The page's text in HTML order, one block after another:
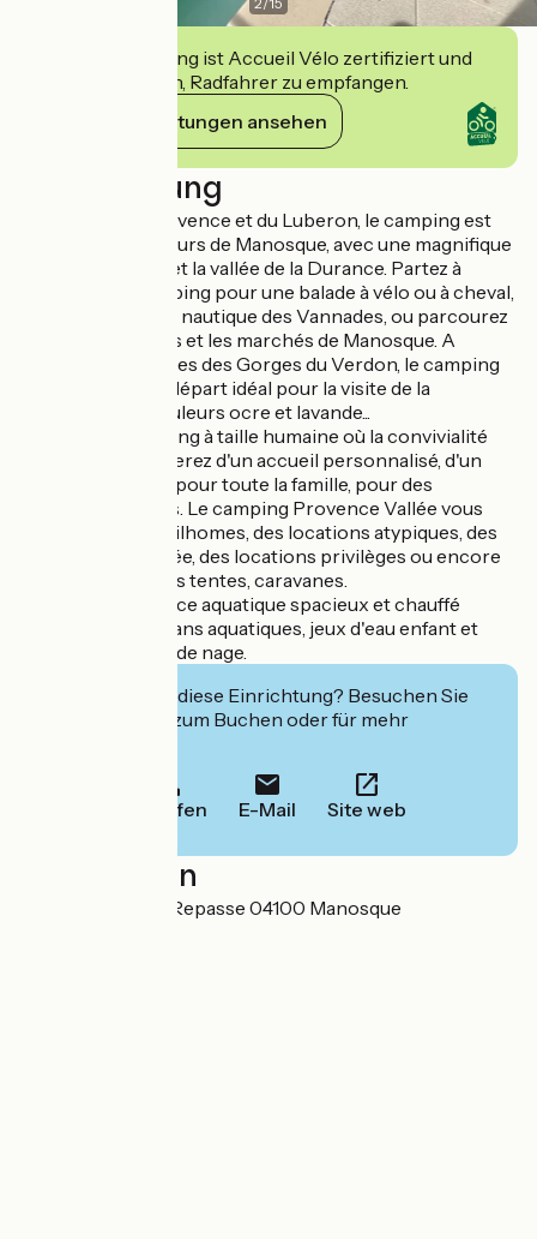
Diese Einrichtung ist Accueil Vélo zertifiziert und
verpflichtet sich, Radfahrer zu empfangen.
Ihre Verpflichtungen ansehen
Beschreibung
Au cœur de la Provence et du Luberon, le camping est
situé sur les hauteurs de Manosque, avec une magnifique
vue sur les Alpes et la vallée de la Durance. Partez à
proximité du camping pour une balade à vélo ou à cheval,
profitez de la base nautique des Vannades, ou parcourez
les ruelles étroites et les marchés de Manosque. A
quelques kilomètres des Gorges du Verdon, le camping
offre un point de départ idéal pour la visite de la
Provence, aux couleurs ocre et lavande...
Dans notre camping à taille humaine où la convivialité
règne, vous profiterez d'un accueil personnalisé, d'un
service de qualité pour toute la famille, pour des
vacances réussies. Le camping Provence Vallée vous
propose des mobilhomes, des locations atypiques, des
locations à la nuitée, des locations privilèges ou encore
des emplacements tentes, caravanes.
Profitez d'un espace aquatique spacieux et chauffé
équipé de toboggans aquatiques, jeux d'eau enfant et
d'un grand bassin de nage.
Interessiert Sie diese Einrichtung? Besuchen Sie
deren Website zum Buchen oder für mehr
Anrufen E-Mail Site web
Localisation
1138 avenue de la Repasse 04100 Manosque